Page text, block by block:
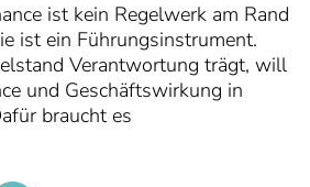
ist kein Regelwerk am Rand
ist ein Führungsinstrument.
Verantwortung trägt, will
und Geschäftswirkung in
braucht es